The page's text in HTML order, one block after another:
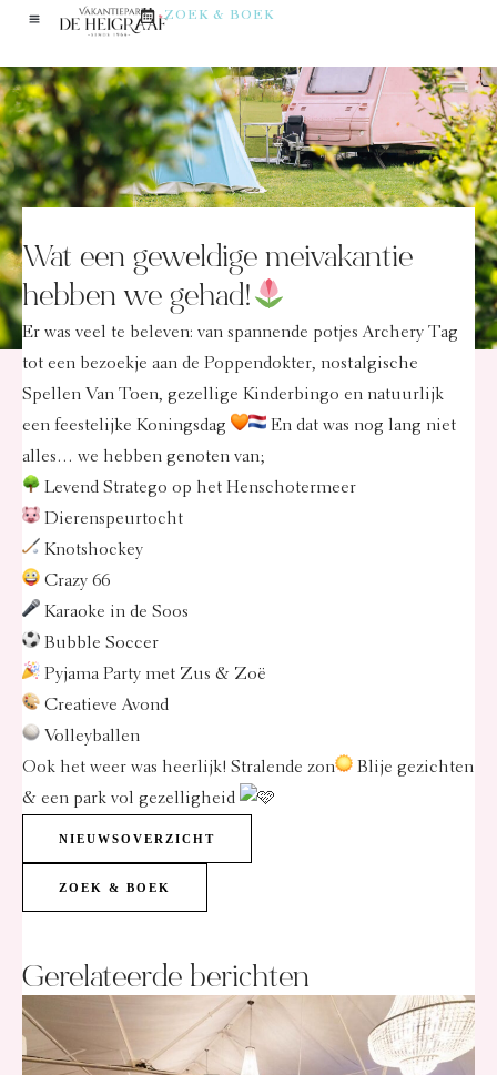
ZOEK & BOEK
Wat een geweldige meivakantie
hebben we gehad!
Er was veel te beleven: van spannende potjes Archery Tag
tot een bezoekje aan de Poppendokter, nostalgische
Spellen Van Toen, gezellige Kinderbingo en natuurlijk
een feestelijke Koningsdag
En dat was nog lang niet
alles… we hebben genoten van;
Levend Stratego op het Henschotermeer
Dierenspeurtocht
Knotshockey
Crazy 66
Karaoke in de Soos
Bubble Soccer
Pyjama Party met Zus & Zoë
Creatieve Avond
Volleyballen
Ook het weer was heerlijk! Stralende zon
Blije gezichten
& een park vol gezelligheid
NIEUWSOVERZICHT
ZOEK & BOEK
Gerelateerde berichten